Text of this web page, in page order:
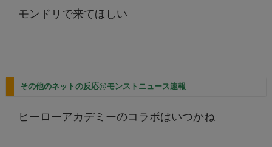
モンドリで来てほしい
その他のネットの反応@モンストニュース速報
ヒーローアカデミーのコラボはいつかね